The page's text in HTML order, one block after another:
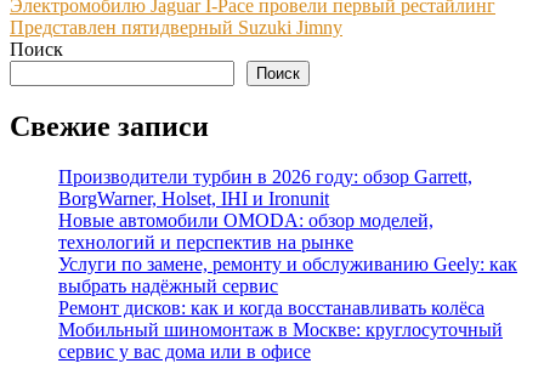
Навигация
по
Электромобилю Jaguar I-Pace провели первый рестайлинг
Представлен пятидверный Suzuki Jimny
Поиск
Поиск
Свежие записи
Производители турбин в 2026 году: обзор Garrett,
BorgWarner, Holset, IHI и Ironunit
Новые автомобили OMODA: обзор моделей,
технологий и перспектив на рынке
Услуги по замене, ремонту и обслуживанию Geely: как
выбрать надёжный сервис
Ремонт дисков: как и когда восстанавливать колёса
Мобильный шиномонтаж в Москве: круглосуточный
сервис у вас дома или в офисе